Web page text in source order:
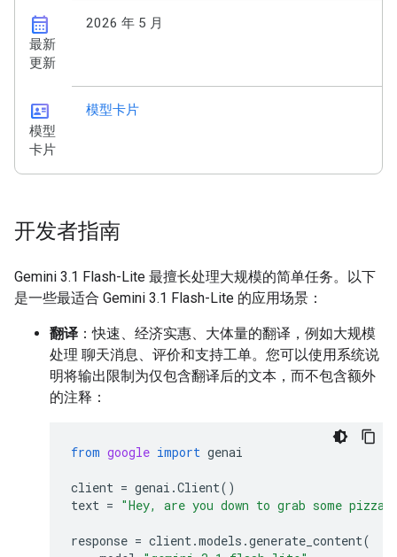
calendar_month
最新
更新
2026 年 5 月
id_card
模型
卡片
模型卡片
开发者指南
Gemini 3.1 Flash-Lite 最擅长处理大规模的简单任务。以下
是一些最适合 Gemini 3.1 Flash-Lite 的应用场景：
翻译 ：快速、经济实惠、大体量的翻译，例如大规模
处理 聊天消息、评价和支持工单。您可以使用系统说
明将输出限制为仅包含翻译后的文本，而不包含额外
的注释：
from google import genai
client = genai .Client()
text = "Hey, are you down to grab some
response = client.models .generate_content(